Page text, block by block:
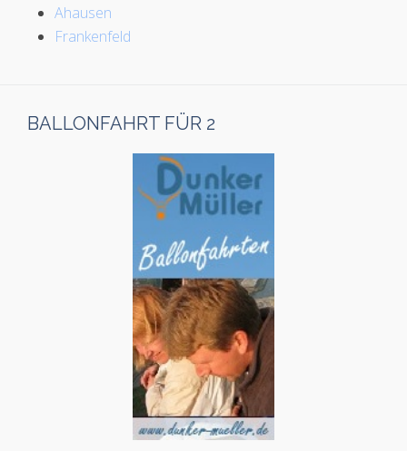
Ahausen
Frankenfeld
BALLONFAHRT FÜR 2